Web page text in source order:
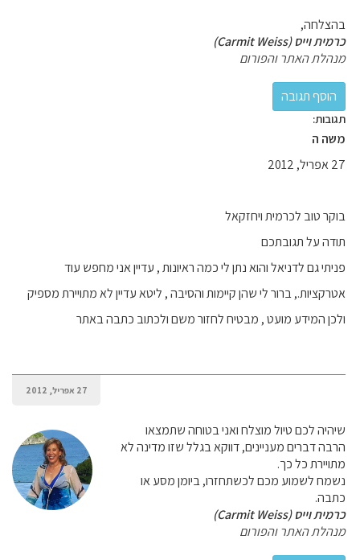
בהצלחה,
כרמית וייס (Carmit Weiss)
מנהלת האתר והפורום
תגובות:
משה ה
27 אפריל, 2012
בוקר טוב לכרמית ויחזקאל
תודה על תגובתכם
פניתי גם לדניאל והוא נתן לי כמה ראיונות , עדיין אני מחפש עוד
אטרקציות., ברור לי שהן קיימות והסיבה , ליטא עדיין לא מתויירת מספיק
ולכן המידע מועט , מבטיח לחזור משם ולכתוב כתבה באתר
27 אפריל, 2012
שיהיה לכם טיול מוצלח ואני בטוחה שתמצאו
הרבה דברים מעניינים, דווקא בגלל שזו מדינה לא
מתויירת כל כך.
נשמח לשמוע מכם לכשתחזרו, ביומן מסע או
כתבה.
כרמית וייס (Carmit Weiss)
מנהלת האתר והפורום